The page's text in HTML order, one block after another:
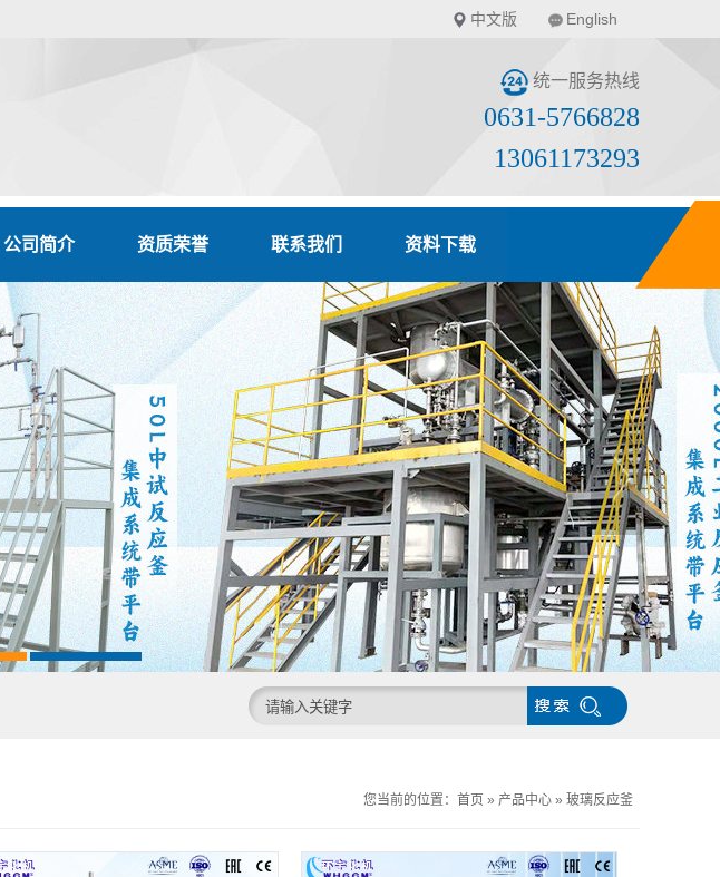
中文版 English
统一服务热线
0631-5766828
13061173293
公司简介 资质荣誉 联系我们 资料下载
您当前的位置： 首页 » 产品中心 » 玻璃反应釜